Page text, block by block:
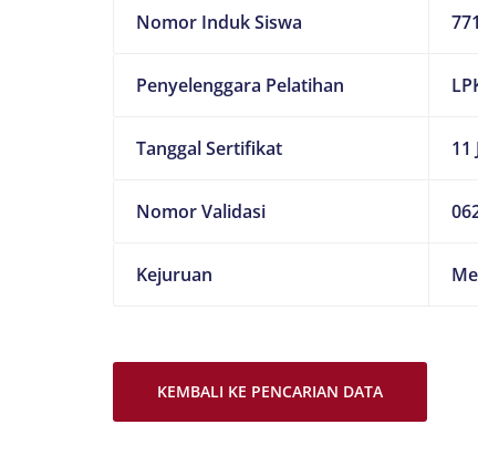
Nomor Induk Siswa
Penyelenggara Pelatihan
Tanggal Sertifikat 11
Nomor Validasi
Kejuruan
KEMBALI KE PENCARIAN DATA